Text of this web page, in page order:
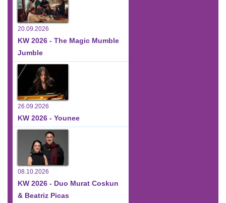
20.09.2026
KW 2026 - The Magic Mumble
Jumble
26.09.2026
KW 2026 - Younee
08.10.2026
KW 2026 - Duo Murat Coskun
& Beatriz Picas